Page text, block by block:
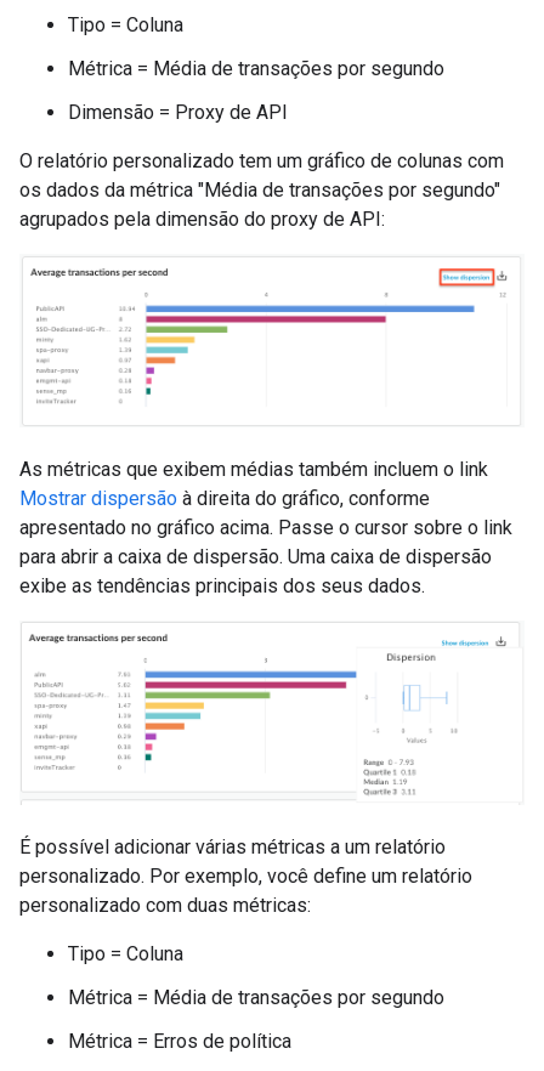
Tipo = Coluna
Métrica = Média de transações por segundo
Dimensão = Proxy de API
O relatório personalizado tem um gráfico de colunas com
os dados da métrica "Média de transações por segundo"
agrupados pela dimensão do proxy de API:
As métricas que exibem médias também incluem o link
Mostrar dispersão à direita do gráfico, conforme
apresentado no gráfico acima. Passe o cursor sobre o link
para abrir a caixa de dispersão. Uma caixa de dispersão
exibe as tendências principais dos seus dados.
É possível adicionar várias métricas a um relatório
personalizado. Por exemplo, você define um relatório
personalizado com duas métricas:
Tipo = Coluna
Métrica = Média de transações por segundo
Métrica = Erros de política